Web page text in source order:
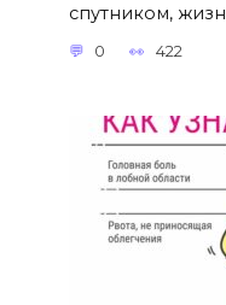
спутником,
0 422